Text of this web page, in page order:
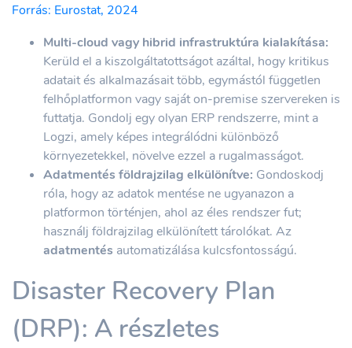
Forrás: Eurostat, 2024
Multi-cloud vagy hibrid infrastruktúra kialakítása:
Kerüld el a kiszolgáltatottságot azáltal, hogy kritikus
adatait és alkalmazásait több, egymástól független
felhőplatformon vagy saját on-premise szervereken is
futtatja. Gondolj egy olyan ERP rendszerre, mint a
Logzi, amely képes integrálódni különböző
környezetekkel, növelve ezzel a rugalmasságot.
Adatmentés földrajzilag elkülönítve: Gondoskodj
róla, hogy az adatok mentése ne ugyanazon a
platformon történjen, ahol az éles rendszer fut;
használj földrajzilag elkülönített tárolókat. Az
adatmentés automatizálása kulcsfontosságú.
Disaster Recovery Plan
(DRP): A részletes